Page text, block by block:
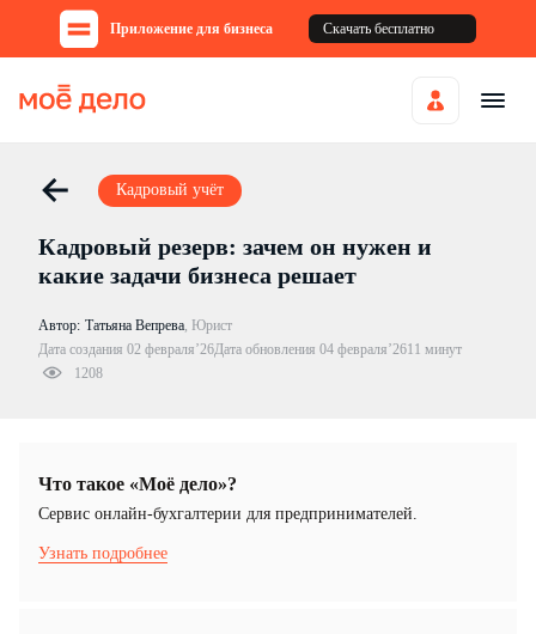
Приложение для бизнеса Скачать бесплатно
Кадровый учёт
Кадровый резерв: зачем он нужен и
какие задачи бизнеса решает
Автор: Татьяна Вепрева, Юрист
Дата создания 02 февраля’26Дата обновления 04 февраля’2611 минут
1208
Что такое «Моё дело»?
Cервис онлайн-бухгалтерии для предпринимателей.
Узнать подробнее